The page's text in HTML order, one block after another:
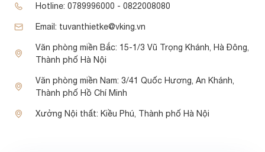
Hotline: 0789996000 - 0822008080
Email: tuvanthietke@vking.vn
Văn phòng miền Bắc: 15-1/3 Vũ Trọng Khánh, Hà Đông,
Thành phố Hà Nội
Văn phòng miền Nam: 3/41 Quốc Hương, An Khánh,
Thành phố Hồ Chí Minh
Xưởng Nội thất: Kiều Phú, Thành phố Hà Nội